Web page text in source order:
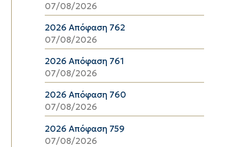
07/08/2026
2026 Απόφαση 762
07/08/2026
2026 Απόφαση 761
07/08/2026
2026 Απόφαση 760
07/08/2026
2026 Απόφαση 759
07/08/2026